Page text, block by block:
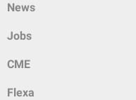
News
Jobs
CME
Flexa